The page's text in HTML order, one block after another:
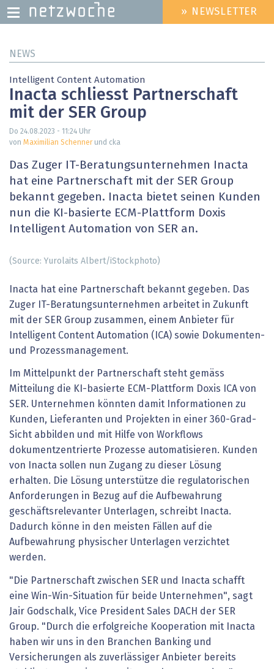
zum
HEADER
MENU
» NEWSLETTER
NEWS
Intelligent Content Automation
Inacta schliesst Partnerschaft
mit der SER Group
Do 24.08.2023 - 11:24 Uhr
von Maximilian Schennerund cka
Das Zuger IT-Beratungsunternehmen Inacta
hat eine Partnerschaft mit der SER Group
bekannt gegeben. Inacta bietet seinen Kunden
nun die KI-basierte ECM-Plattform Doxis
Intelligent Automation von SER an.
(Source: Yurolaits Albert/iStockphoto)
Inacta hat eine Partnerschaft bekannt gegeben. Das
Zuger IT-Beratungsunternehmen arbeitet in Zukunft
mit der SER Group zusammen, einem Anbieter für
Intelligent Content Automation (ICA) sowie Dokumenten-
und Prozessmanagement.
Im Mittelpunkt der Partnerschaft steht gemäss
Mitteilung die KI-basierte ECM-Plattform Doxis ICA von
SER. Unternehmen könnten damit Informationen zu
Kunden, Lieferanten und Projekten in einer 360-Grad-
Sicht abbilden und mit Hilfe von Workflows
dokumentzentrierte Prozesse automatisieren. Kunden
von Inacta sollen nun Zugang zu dieser Lösung
erhalten. Die Lösung unterstütze die regulatorischen
Anforderungen in Bezug auf die Aufbewahrung
geschäftsrelevanter Unterlagen, schreibt Inacta.
Dadurch könne in den meisten Fällen auf die
Aufbewahrung physischer Unterlagen verzichtet
werden.
"Die Partnerschaft zwischen SER und Inacta schafft
eine Win-Win-Situation für beide Unternehmen", sagt
Jair Godschalk, Vice President Sales DACH der SER
Group. "Durch die erfolgreiche Kooperation mit Inacta
haben wir uns in den Branchen Banking und
Versicherungen als zuverlässiger Anbieter bereits